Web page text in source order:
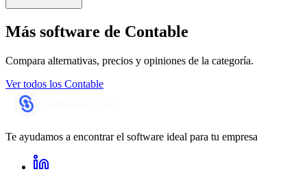
Más software de Contable
Compara alternativas, precios y opiniones de la categoría.
Ver todos los Contable
Te ayudamos a encontrar el software ideal para tu empresa